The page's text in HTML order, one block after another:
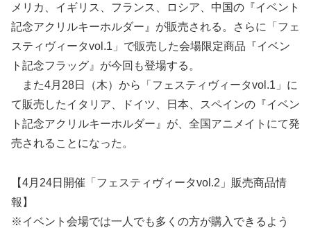
メリカ、イギリス、フランス、ロシア、中国の『イベント
記念アクリルキーホルダー』が販売される。さらに「フェ
スティヴィータvol.1」で販売した会場限定商品『イベン
ト記念フラッグ』が今回も登場する。
また4月28日（木）から「フェスティヴィータvol.1」に
て販売したイタリア、ドイツ、日本、スペインの『イベン
ト記念アクリルキーホルダー』が、全国アニメイトにて発
売されることになった。
【4月24日開催「フェスティヴィータvol.2」販売商品情
報】
※イベント会場では一人でも多くの方が購入できるよう